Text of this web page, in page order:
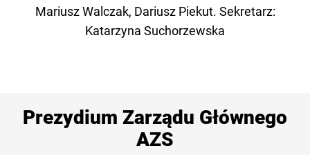
Mariusz Walczak, Dariusz Piekut. Sekretarz:
Katarzyna Suchorzewska
Prezydium Zarządu Głównego
AZS